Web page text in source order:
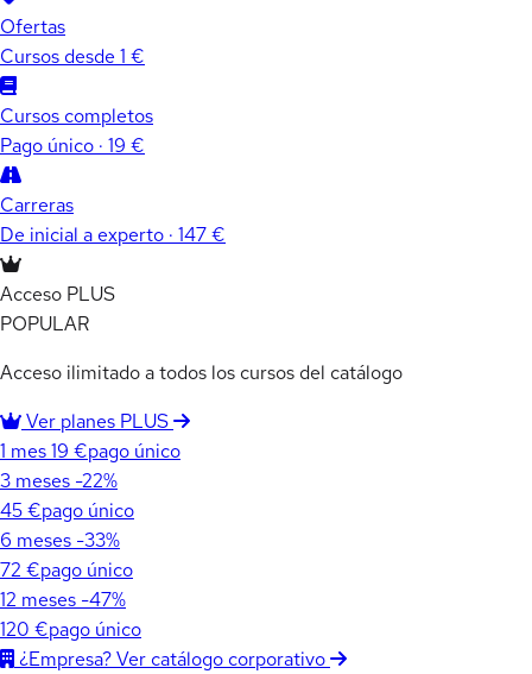
Ofertas
Cursos desde 1 €
Cursos completos
Pago único · 19 €
Carreras
De inicial a experto · 147 €
Acceso PLUS
POPULAR
Acceso ilimitado a todos los cursos del catálogo
Ver planes PLUS
1 mes19 €pago único
3 meses -22%
45 €pago único
6 meses -33%
72 €pago único
12 meses -47%
120 €pago único
¿Empresa? Ver catálogo corporativo